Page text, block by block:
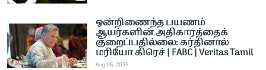
ஒன்றிணைந்த பயணம்
ஆயர்களின் அதிகாரத்தைக்
குறைப்பதில்லை: கர்தினால்
மரியோ கிரெச் | FABC | Veritas Tamil
Aug 06, 2026